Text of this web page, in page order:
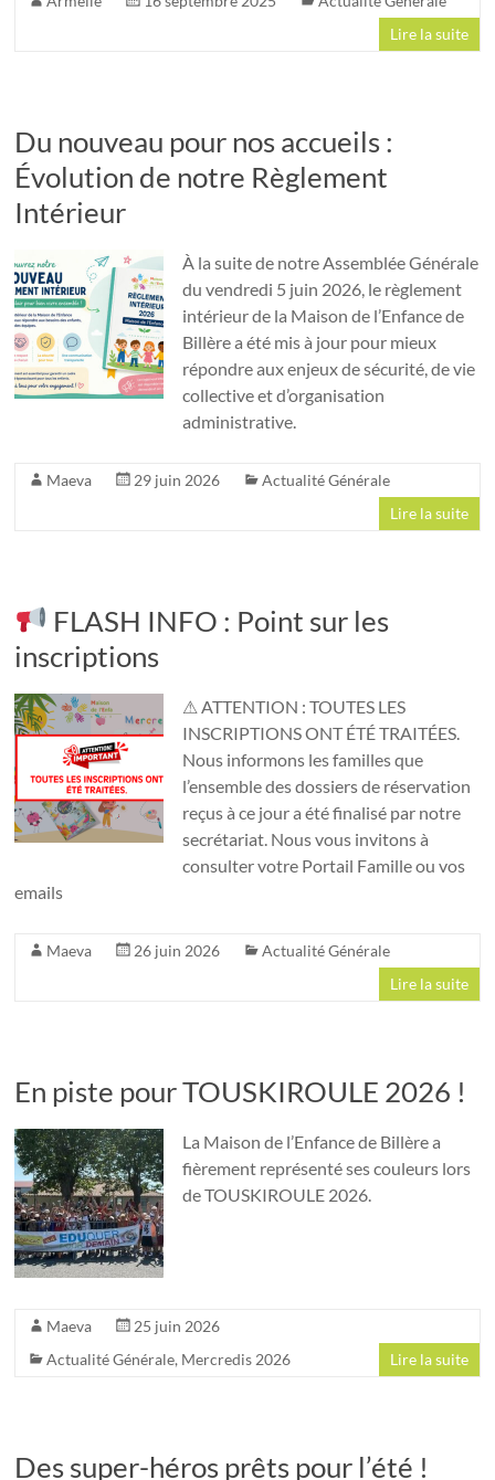
Lire la suite
Du nouveau pour nos accueils :
Évolution de notre Règlement
Intérieur
À la suite de notre Assemblée Générale
du vendredi 5 juin 2026, le règlement
intérieur de la Maison de l’Enfance de
Billère a été mis à jour pour mieux
répondre aux enjeux de sécurité, de vie
collective et d’organisation
administrative.
Maeva 29 juin 2026
Actualité Générale
Lire la suite
FLASH INFO : Point sur les
inscriptions
⚠ ATTENTION : TOUTES LES
INSCRIPTIONS ONT ÉTÉ TRAITÉES.
Nous informons les familles que
l’ensemble des dossiers de réservation
reçus à ce jour a été finalisé par notre
secrétariat. Nous vous invitons à
consulter votre Portail Famille ou vos
emails
Maeva 26 juin 2026
Actualité Générale
Lire la suite
En piste pour TOUSKIROULE 2026 !
La Maison de l’Enfance de Billère a
fièrement représenté ses couleurs lors
de TOUSKIROULE 2026.
Maeva
25 juin 2026
Actualité Générale, Mercredis 2026 Lire la suite
Des super-héros prêts pour l’été !